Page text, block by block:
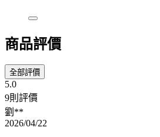
商品評價
全部評價
5.0
9則評價
劉**
2026/04/22